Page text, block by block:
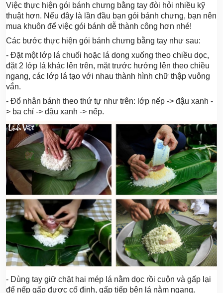
Việc thực hiện gói bánh chưng bằng tay đòi hỏi nhiều kỹ
thuật hơn. Nếu đây là lần đầu bạn gói bánh chưng, bạn nên
mua khuôn để việc gói bánh dễ thành công hơn nhé!
Các bước thực hiện gói bánh chưng bằng tay như sau:
- Đặt một lớp lá chuối hoặc lá dong xuống theo chiều dọc,
đặt 2 lớp lá khác lên trên, mặt trước hướng lên theo chiều
ngang, các lớp lá tạo với nhau thành hình chữ thập vuông
vắn.
- Đổ nhân bánh theo thứ tự như trên: lớp nếp -> đậu xanh -
> ba chỉ -> đậu xanh -> nếp.
- Dùng tay giữ chặt hai mép lá nằm dọc rồi cuộn và gấp lại
để nếp gấp được cố định, gấp tiếp bên lá nằm ngang.